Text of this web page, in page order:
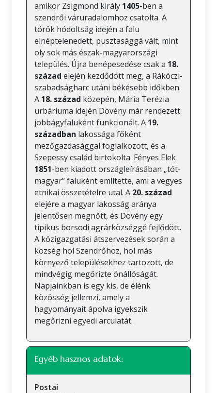
amikor Zsigmond király 1405-ben a
szendrői váruradalomhoz csatolta. A
török hódoltság idején a falu
elnéptelenedett, pusztasággá vált, mint
oly sok más észak-magyarországi
település. Újra benépesedése csak a 18.
század elején kezdődött meg, a Rákóczi-
szabadságharc utáni békésebb időkben.
A 18. század közepén, Mária Terézia
urbáriuma idején Dövény már rendezett
jobbágyfaluként funkcionált. A 19.
században lakossága főként
mezőgazdasággal foglalkozott, és a
Szepessy család birtokolta. Fényes Elek
1851-ben kiadott országleírásában „tót-
magyar” faluként említette, ami a vegyes
etnikai összetételre utal. A 20. század
elejére a magyar lakosság aránya
jelentősen megnőtt, és Dövény egy
tipikus borsodi agrárközséggé fejlődött.
A közigazgatási átszervezések során a
község hol Szendrőhöz, hol más
környező településekhez tartozott, de
mindvégig megőrizte önállóságát.
Napjainkban is egy kis, de élénk
közösség jellemzi, amely a
hagyományait ápolva igyekszik
megőrizni egyedi arculatát.
Egyéb hasznos adatok:
Postai